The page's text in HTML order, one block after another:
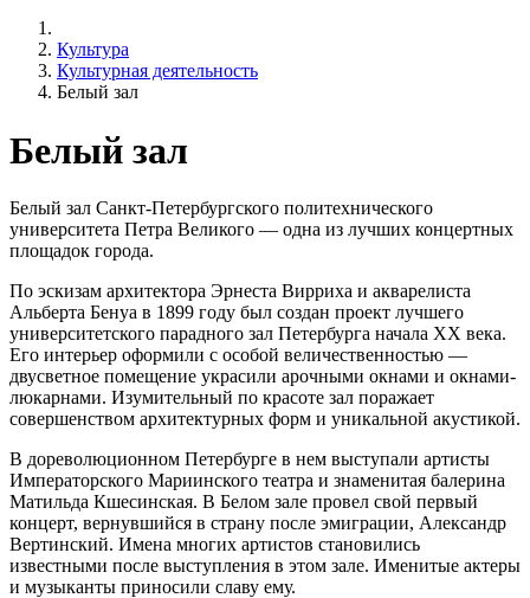
Культура
Культурная деятельность
Белый зал
Белый зал
Белый зал Санкт-Петербургского политехнического
университета Петра Великого — одна из лучших концертных
площадок города.
По эскизам архитектора Эрнеста Вирриха и акварелиста
Альберта Бенуа в 1899 году был создан проект лучшего
университетского парадного зал Петербурга начала XX века.
Его интерьер оформили с особой величественностью —
двусветное помещение украсили арочными окнами и окнами-
люкарнами. Изумительный по красоте зал поражает
совершенством архитектурных форм и уникальной акустикой.
В дореволюционном Петербурге в нем выступали артисты
Императорского Мариинского театра и знаменитая балерина
Матильда Кшесинская. В Белом зале провел свой первый
концерт, вернувшийся в страну после эмиграции, Александр
Вертинский. Имена многих артистов становились
известными после выступления в этом зале. Именитые актеры
и музыканты приносили славу ему.